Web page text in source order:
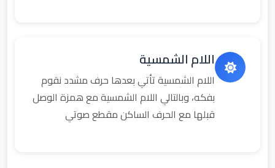
اللام الشمسية
اللام الشمسية تأتي بعدها حرف مشدد نقوم
بفكه، وبالتالي اللام الشمسية مع همزة الوصل
قبلها مع الحرف الساكن مقطع صوتي